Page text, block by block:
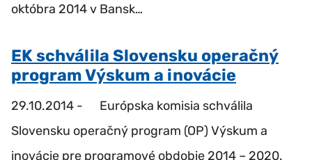
októbra 2014 v Bansk…
EK schválila Slovensku operačný
program Výskum a inovácie
29.10.2014 - Európska komisia schválila
Slovensku operačný program (OP) Výskum a
inovácie pre programové obdobie 2014 – 2020.